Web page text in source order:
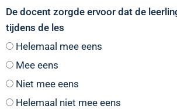
De docent zorgde ervoor dat de
tijdens de les
Helemaal mee eens
Mee eens
Niet mee eens
Helemaal niet mee eens